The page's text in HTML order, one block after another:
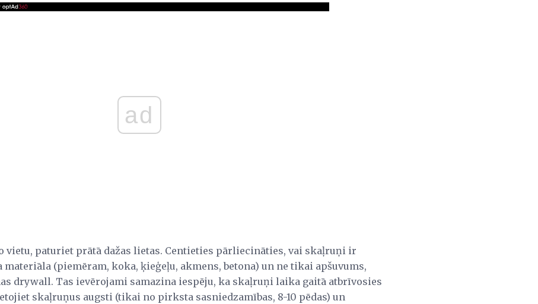
ad
vietu, paturiet prātā dažas lietas. Centieties pārliecināties, vai skaļruņi ir
(piemēram, koka, ķieģeļu, akmens, betona) un ne tikai apšuvums,
drywall. Tas ievērojami samazina iespēju, ka skaļruņi laika gaitā atbrīvosies
skaļruņus augsti (tikai no pirksta sasniedzamības, 8-10 pēdas) un